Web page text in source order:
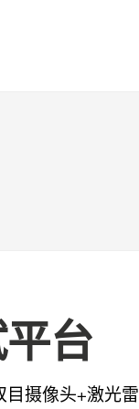
台
目摄像头+激光